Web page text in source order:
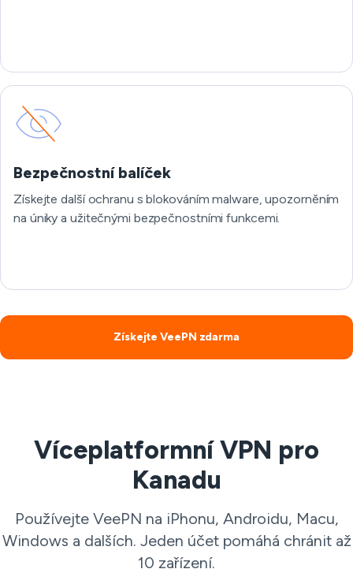
Bezpečnostní balíček
Získejte další ochranu s blokováním malware, upozorněním
na úniky a užitečnými bezpečnostními funkcemi.
Získejte VeePN zdarma
Víceplatformní VPN pro
Kanadu
Používejte VeePN na iPhonu, Androidu, Macu,
Windows a dalších. Jeden účet pomáhá chránit až
10 zařízení.